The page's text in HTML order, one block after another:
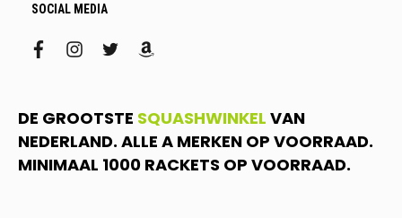
SOCIAL MEDIA
facebookinstagram
twitteramazon
DE GROOTSTE SQUASHWINKEL VAN
NEDERLAND. ALLE A MERKEN OP VOORRAAD.
MINIMAAL 1000 RACKETS OP VOORRAAD.